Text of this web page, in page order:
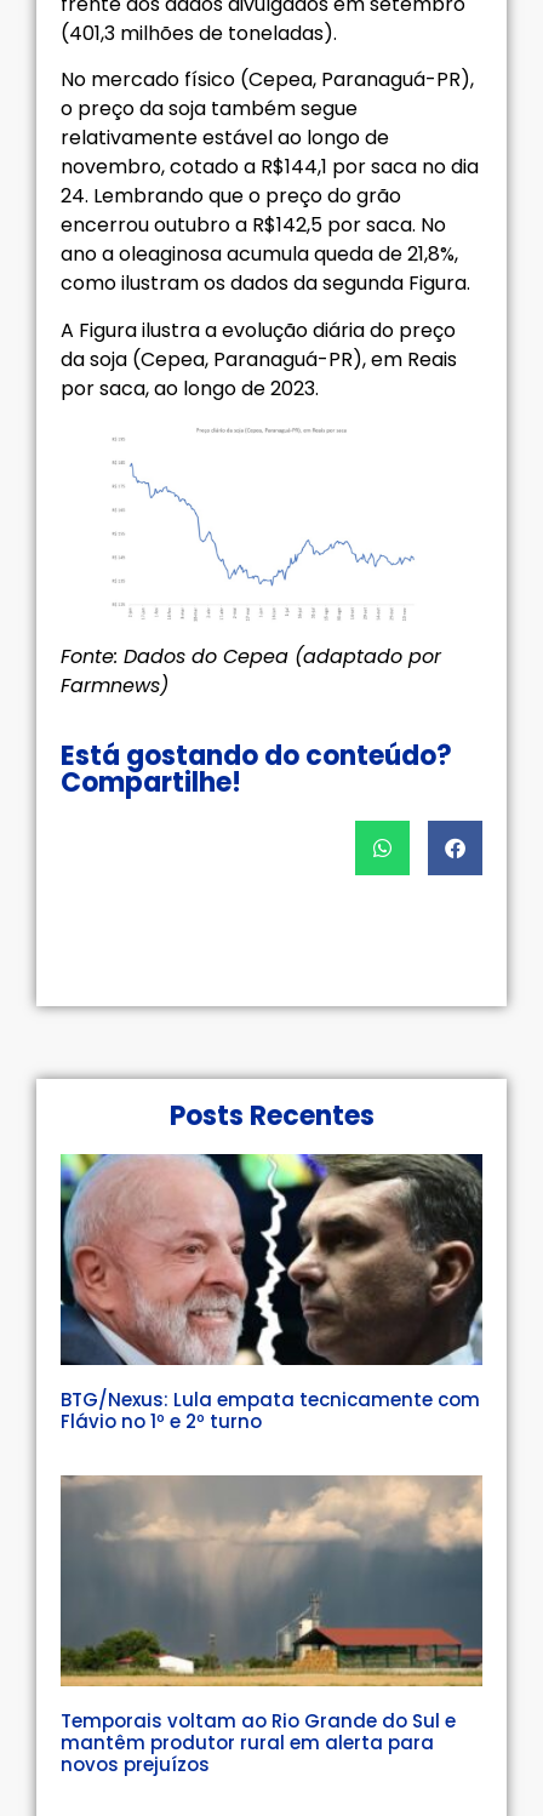
(401,3 milhões de toneladas).
No mercado físico (Cepea, Paranaguá-PR),
o preço da soja também segue
relativamente estável ao longo de
novembro, cotado a R$144,1 por saca no dia
24. Lembrando que o preço do grão
encerrou outubro a R$142,5 por saca. No
ano a oleaginosa acumula queda de 21,8%,
como ilustram os dados da segunda Figura.
A Figura ilustra a evolução diária do preço
da soja (Cepea, Paranaguá-PR), em Reais
por saca, ao longo de 2023.
Fonte: Dados do Cepea (adaptado por
Farmnews)
Está gostando do conteúdo?
Compartilhe!
Posts Recentes
BTG/Nexus: Lula empata tecnicamente com
Flávio no 1º e 2º turno
Temporais voltam ao Rio Grande do Sul e
mantêm produtor rural em alerta para
novos prejuízos